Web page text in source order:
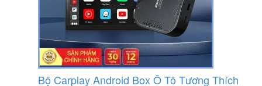
Bộ Carplay Android Box Ô Tô Tương Thích